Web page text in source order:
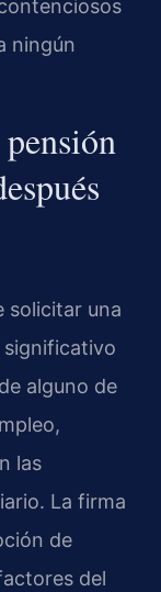
ningún
solicitar una
alguno de
las
La firma
de
del